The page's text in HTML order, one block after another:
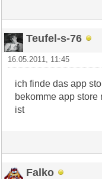
Teufel-s-76
16.05.2011, 11:45
ich finde das app
bekomme app
ist
Falko